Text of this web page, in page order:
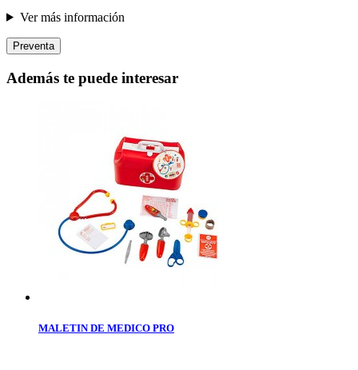
Ver más información
Preventa
Además te puede interesar
MALETIN DE MEDICO PRO